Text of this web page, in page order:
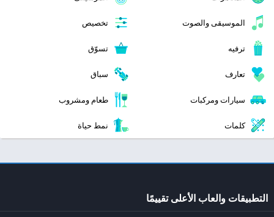
الموسيقى والصوت تخصيص
ترفيه تسوّق
تعارف سباق
سيارات ومركبات طعام ومشروب
كلمات نمط حياة
التطبيقات والعاب الأعلى تقييمًا